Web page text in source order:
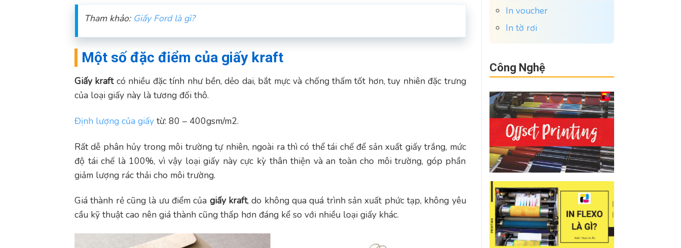
Tham khảo: Giấy Ford là gì?
Một số đặc điểm của giấy kraft
Giấy kraftcó nhiều đặc tính như bền, dẻo dai, bắt mực và chống thấm tốt hơn, tuy nhiên đặc trưng
của loại giấy này là tương đối thô.
Định lượng của giấy từ: 80 – 400gsm/m2.
Rất dễ phân hủy trong môi trường tự nhiên, ngoài ra thì có thể tái chế để sản xuất giấy trắng, mức
độ tái chế là 100%, vì vậy loại giấy này cực kỳ thân thiện và an toàn cho môi trường, góp phần
giảm lượng rác thải cho môi trường.
Giá thành rẻ cũng là ưu điểm của giấy kraft, do không qua quá trình sản xuất phức tạp, không yêu
cầu kỹ thuật cao nên giá thành cũng thấp hơn đáng kể so với nhiều loại giấy khác.
In voucher
In tờ rơi
Công Nghệ